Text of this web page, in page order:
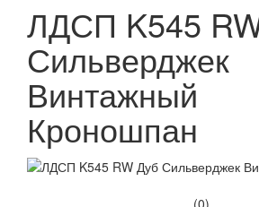
ЛДСП K545
Сильверджек
Винтажный
Кроношпан
(0)